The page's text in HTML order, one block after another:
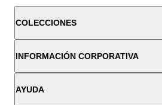
COLECCIONES
INFORMACIÓN CORPORATIVA
AYUDA